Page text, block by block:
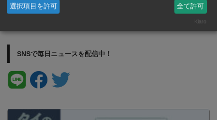
ハマるときっとクセになる、“辛さ
SNSで毎日ニュースを配信中！
選択項目を許可 全て許可
Klaro